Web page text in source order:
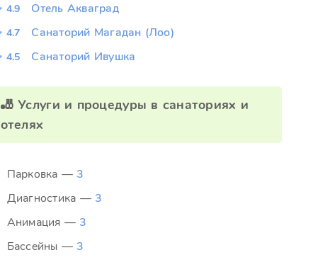
4.9 Отель Акваград
4.7 Санаторий Магадан (Лоо)
4.5 Санаторий Ивушка
🎳 Услуги и процедуры в санаториях и
отелях
Парковка — 3
Диагностика — 3
Анимация — 3
Бассейны — 3